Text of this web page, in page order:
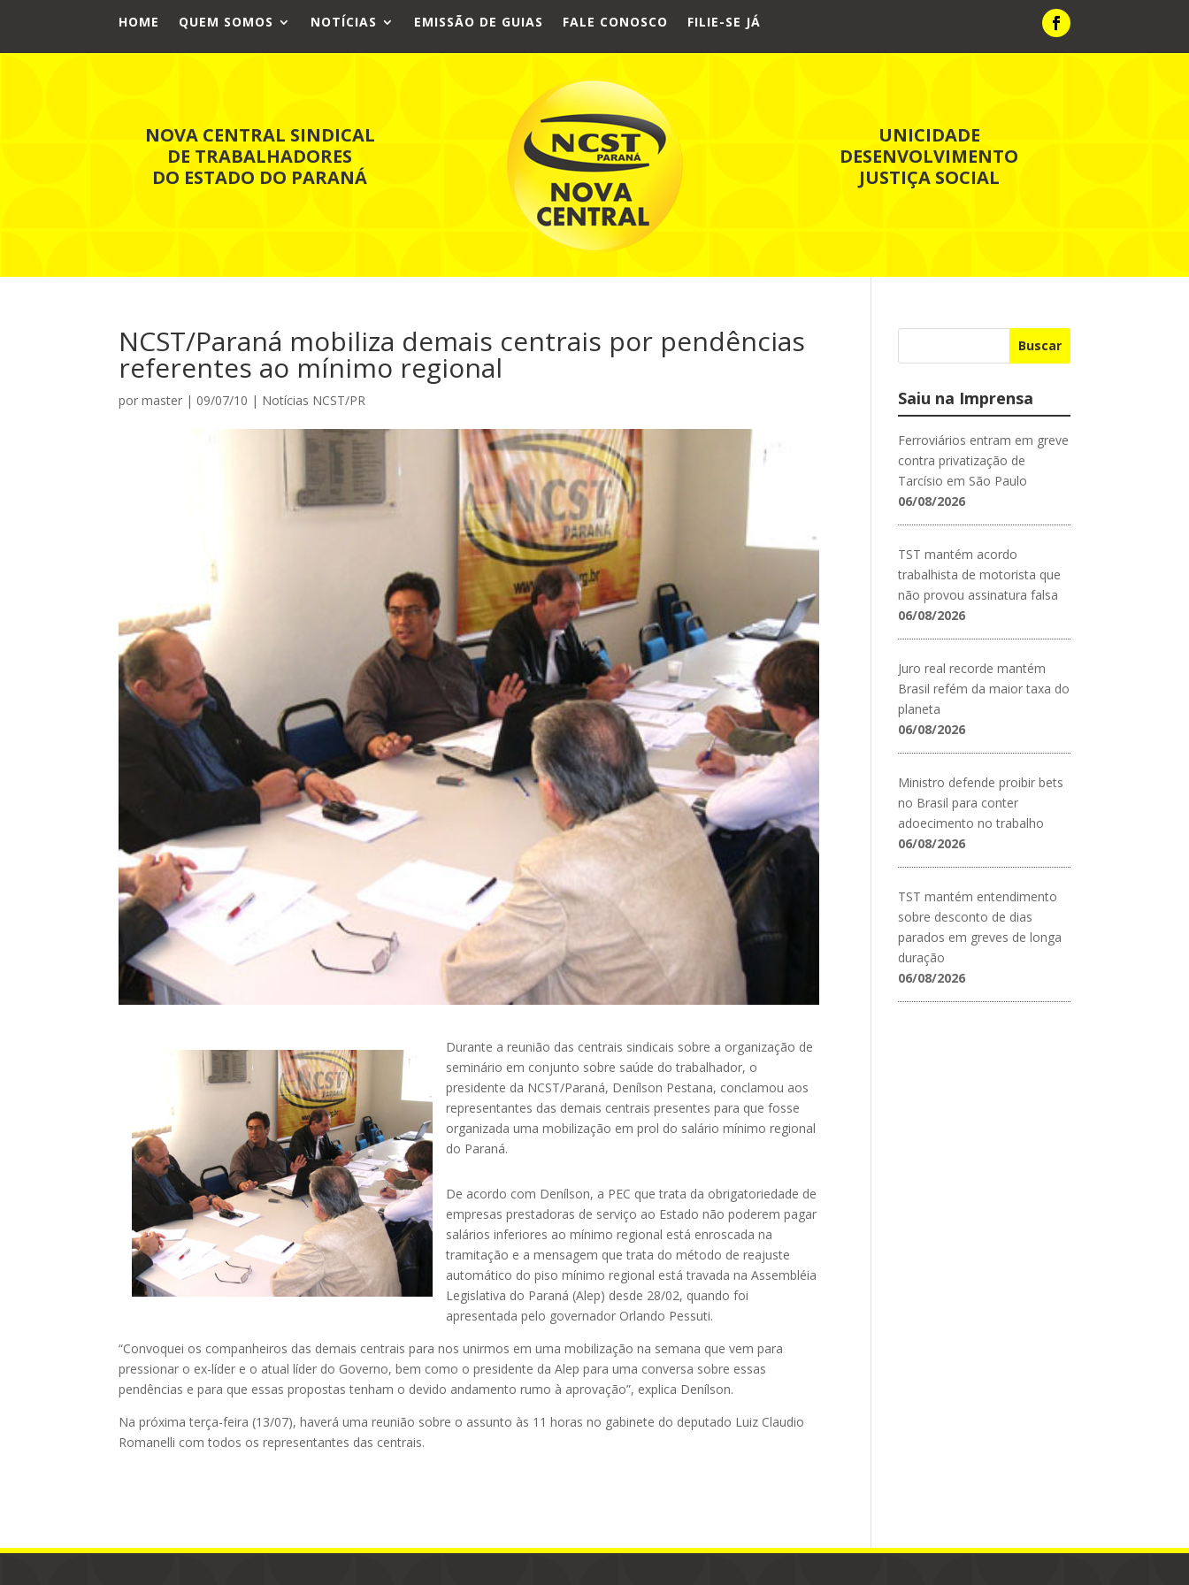
HOME QUEM SOMOS NOTÍCIAS EMISSÃO DE GUIAS FALE CONOSCO FILIE-SE JÁ
NOVA CENTRAL SINDICAL
DE TRABALHADORES
DO ESTADO DO PARANÁ
UNICIDADE
DESENVOLVIMENTO
JUSTIÇA SOCIAL
NCST/Paraná mobiliza demais centrais por pendências
referentes ao mínimo regional
pormaster | 09/07/10 | Notícias NCST/PR
Durante a reunião das centrais sindicais sobre a organização de
seminário em conjunto sobre saúde do trabalhador, o
presidente da NCST/Paraná, Denílson Pestana, conclamou aos
representantes das demais centrais presentes para que fosse
organizada uma mobilização em prol do salário mínimo regional
do Paraná.
De acordo com Denílson, a PEC que trata da obrigatoriedade de
empresas prestadoras de serviço ao Estado não poderem pagar
salários inferiores ao mínimo regional está enroscada na
tramitação e a mensagem que trata do método de reajuste
automático do piso mínimo regional está travada na Assembléia
Legislativa do Paraná (Alep) desde 28/02, quando foi
apresentada pelo governador Orlando Pessuti.
“Convoquei os companheiros das demais centrais para nos unirmos em uma mobilização na semana que vem para
pressionar o ex-líder e o atual líder do Governo, bem como o presidente da Alep para uma conversa sobre essas
pendências e para que essas propostas tenham o devido andamento rumo à aprovação”, explica Denílson.
Na próxima terça-feira (13/07), haverá uma reunião sobre o assunto às 11 horas no gabinete do deputado Luiz Claudio
Romanelli com todos os representantes das centrais.
Buscar
Saiu na Imprensa
Ferroviários entram em greve
contra privatização de
Tarcísio em São Paulo
06/08/2026
TST mantém acordo
trabalhista de motorista que
não provou assinatura falsa
06/08/2026
Juro real recorde mantém
Brasil refém da maior taxa do
planeta
06/08/2026
Ministro defende proibir bets
no Brasil para conter
adoecimento no trabalho
06/08/2026
TST mantém entendimento
sobre desconto de dias
parados em greves de longa
duração
06/08/2026